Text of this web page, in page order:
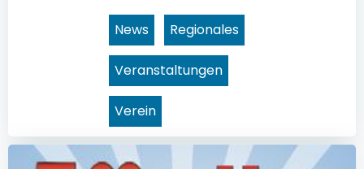
News Regionales
Veranstaltungen
Verein